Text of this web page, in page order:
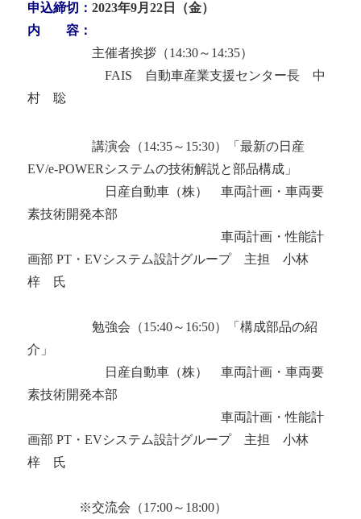
申込締切 ：2023年9月22日（金）
内 容：
主催者挨拶（14:30～14:35）
FAIS 自動車産業支援センター長 中
村 聡
講演会（14:35～15:30）「最新の日産
EV/e-POWERシステムの技術解説と部品構成」
日産自動車（株） 車両計画・車両要
素技術開発本部
車両計画・性能計
画部 PT・EVシステム設計グループ 主担 小林
梓 氏
勉強会（15:40～16:50）「構成部品の紹
介」
日産自動車（株） 車両計画・車両要
素技術開発本部
車両計画・性能計
画部 PT・EVシステム設計グループ 主担 小林
梓 氏
※交流会（17:00～18:00）